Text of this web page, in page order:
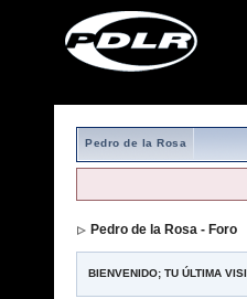
Pedro de la Rosa
Pedro de la Rosa - Foro
BIENVENIDO; TU ÚLTIMA